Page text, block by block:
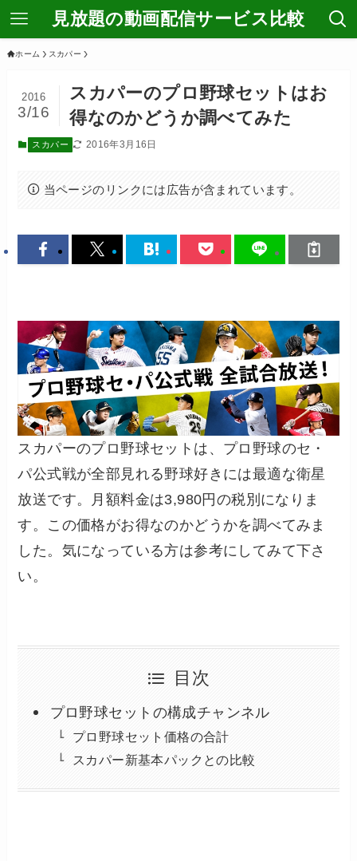
見放題の動画配信サービス比較
ホーム スカパー
スカパーのプロ野球セットはお
得なのかどうか調べてみた
2016
3/16
スカパー 2016年3月16日
当ページのリンクには広告が含まれています。
スカパーのプロ野球セットは、プロ野球のセ・
パ公式戦が全部見れる野球好きには最適な衛星
放送です。月額料金は3,980円の税別になりま
す。この価格がお得なのかどうかを調べてみま
した。気になっている方は参考にしてみて下さ
い。
目次
プロ野球セットの構成チャンネル
プロ野球セット価格の合計
スカパー新基本パックとの比較